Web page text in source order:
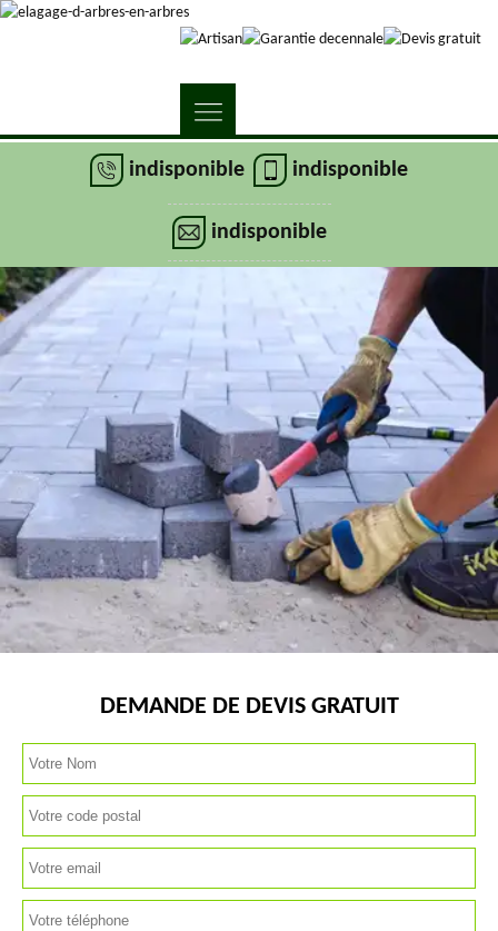
indisponible indisponible
indisponible
DEMANDE DE DEVIS GRATUIT